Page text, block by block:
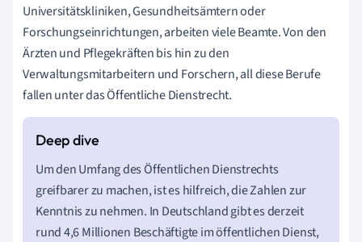
Universitätskliniken, Gesundheitsämtern oder
Forschungseinrichtungen, arbeiten viele Beamte. Von den
Ärzten und Pflegekräften bis hin zu den
Verwaltungsmitarbeitern und Forschern, all diese Berufe
fallen unter das Öffentliche Dienstrecht.
Um den Umfang des Öffentlichen Dienstrechts
greifbarer zu machen, ist es hilfreich, die Zahlen zur
Kenntnis zu nehmen. In Deutschland gibt es derzeit
rund 4,6 Millionen Beschäftigte im öffentlichen Dienst,